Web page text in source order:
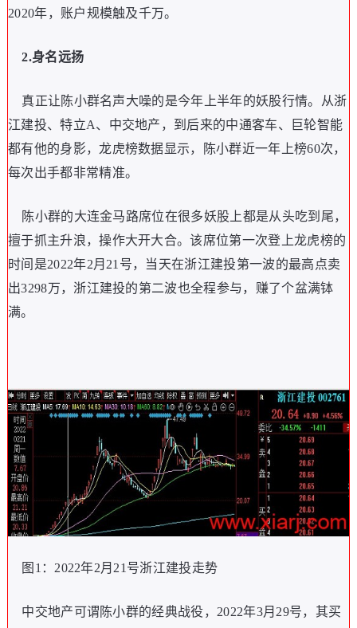
2020年，账户规模触及千万。
2.身名远扬
真正让陈小群名声大噪的是今年上半年的妖股行情。从浙
江建投、特立A、中交地产，到后来的中通客车、巨轮智能
都有他的身影，龙虎榜数据显示，陈小群近一年上榜60次，
每次出手都非常精准。
陈小群的大连金马路席位在很多妖股上都是从头吃到尾，
擅于抓主升浪，操作大开大合。该席位第一次登上龙虎榜的
时间是2022年2月21号，当天在浙江建投第一波的最高点卖
出3298万，浙江建投的第二波也全程参与，赚了个盆满钵
满。
图1：2022年2月21号浙江建投走势
中交地产可谓陈小群的经典战役，2022年3月29号，其买